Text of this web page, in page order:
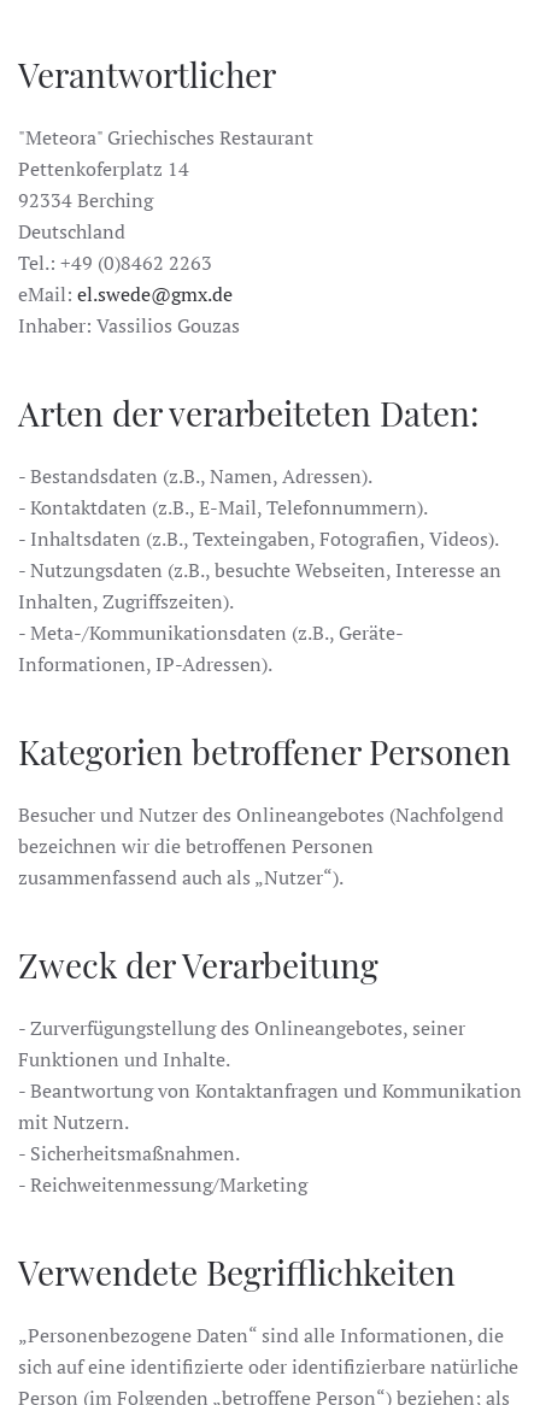
Verantwortlicher
"Meteora" Griechisches Restaurant
Pettenkoferplatz 14
92334 Berching
Deutschland
Tel.: +49 (0)8462 2263
eMail: el.swede@gmx.de
Inhaber: Vassilios Gouzas
Arten der verarbeiteten Daten:
- Bestandsdaten (z.B., Namen, Adressen).
- Kontaktdaten (z.B., E-Mail, Telefonnummern).
- Inhaltsdaten (z.B., Texteingaben, Fotografien, Videos).
- Nutzungsdaten (z.B., besuchte Webseiten, Interesse an
Inhalten, Zugriffszeiten).
- Meta-/Kommunikationsdaten (z.B., Geräte-
Informationen, IP-Adressen).
Kategorien betroffener Personen
Besucher und Nutzer des Onlineangebotes (Nachfolgend
bezeichnen wir die betroffenen Personen
zusammenfassend auch als „Nutzer“).
Zweck der Verarbeitung
- Zurverfügungstellung des Onlineangebotes, seiner
Funktionen und Inhalte.
- Beantwortung von Kontaktanfragen und Kommunikation
mit Nutzern.
- Sicherheitsmaßnahmen.
- Reichweitenmessung/Marketing
Verwendete Begrifflichkeiten
„Personenbezogene Daten“ sind alle Informationen, die
sich auf eine identifizierte oder identifizierbare natürliche
Person (im Folgenden „betroffene Person“) beziehen; als